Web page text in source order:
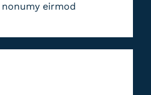
eirmod